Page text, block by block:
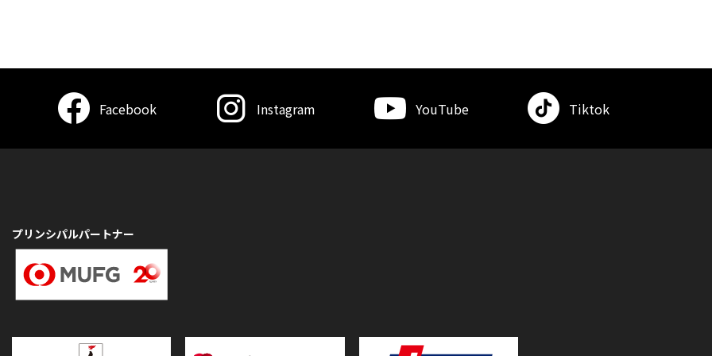
Facebook Instagram YouTube Tiktok
プリンシパルパートナー